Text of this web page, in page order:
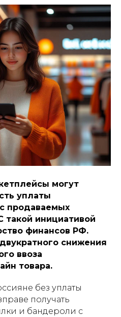
могут
уплаты
продаваемых
такой инициативой
финансов РФ.
снижения
ввоза
товара.
без уплаты
получать
и бандероли с